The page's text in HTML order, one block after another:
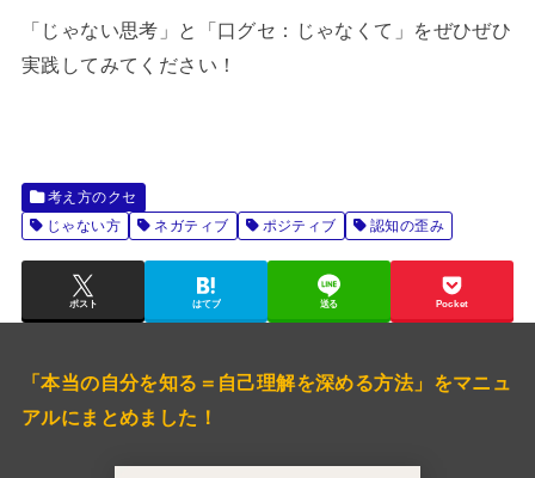
「じゃない思考」と「口グセ：じゃなくて」をぜひぜひ
実践してみてください！
考え方のクセ
じゃない方
ネガティブ ポジティブ 認知の歪み
ポスト はてブ 送る Pocket
「本当の自分を知る＝自己理解を深める方法」をマニュ
アルにまとめました！